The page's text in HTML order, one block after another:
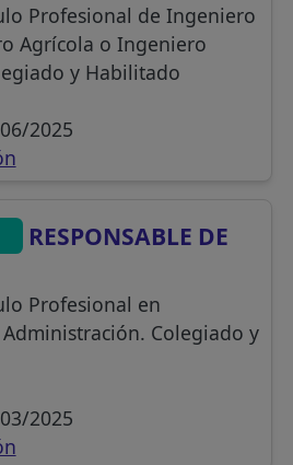
Profesional de Ingeniero
Agrícola o Ingeniero
y Habilitado
2025
RESPONSABLE DE
Profesional en
Colegiado y
2025